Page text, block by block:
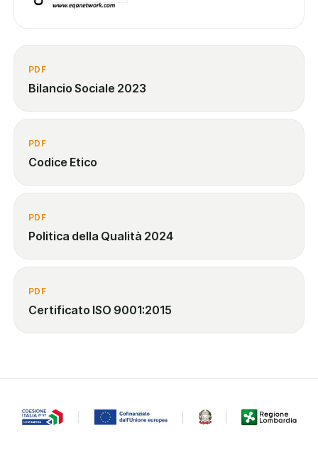
PDF
Bilancio Sociale 2023
PDF
Codice Etico
PDF
Politica della Qualità 2024
PDF
Certificato ISO 9001:2015